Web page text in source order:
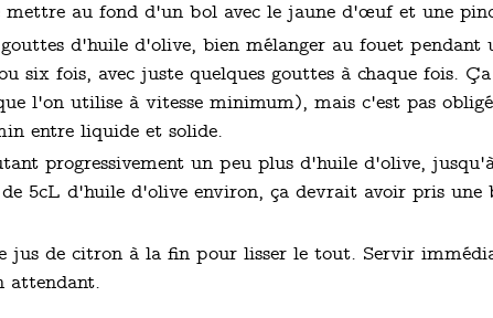
au fond d'un bol avec le jaune d'œuf et une
d'huile d'olive, bien mélanger au fouet pendant
six fois, avec juste quelques gouttes à chaque fois.
l'on utilise à vitesse minimum), mais c'est pas
entre liquide et solide.
progressivement un peu plus d'huile d'olive,
5cL d'huile d'olive environ, ça devrait avoir pris une
jus de citron à la fin pour lisser le tout. Servir
attendant.